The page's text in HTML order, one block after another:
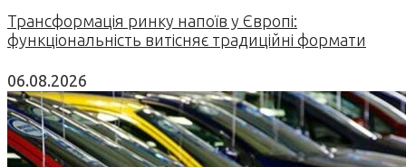
Трансформація ринку напоїв у Європі:
функціональність витісняє традиційні формати
06.08.2026